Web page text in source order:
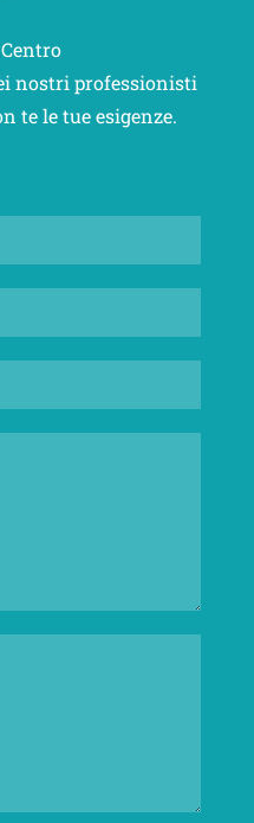
nostri professionisti
te le tue esigenze.